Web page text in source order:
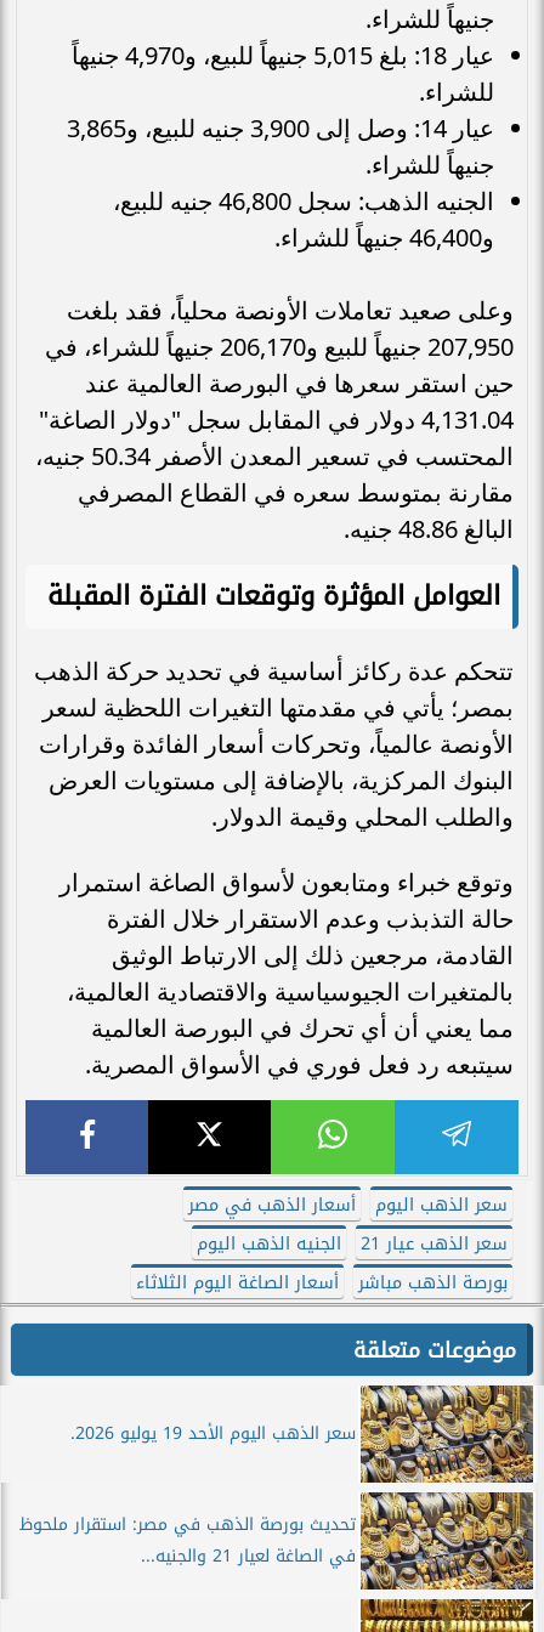
جنيهاً للشراء.
عيار 18: بلغ 5,015 جنيهاً للبيع، و4,970 جنيهاً
للشراء.
عيار 14: وصل إلى 3,900 جنيه للبيع، و3,865
جنيهاً للشراء.
الجنيه الذهب: سجل 46,800 جنيه للبيع،
و46,400 جنيهاً للشراء.
وعلى صعيد تعاملات الأونصة محلياً، فقد بلغت
207,950 جنيهاً للبيع و206,170 جنيهاً للشراء، في
حين استقر سعرها في البورصة العالمية عند
4,131.04 دولار في المقابل سجل "دولار الصاغة"
المحتسب في تسعير المعدن الأصفر 50.34 جنيه،
مقارنة بمتوسط سعره في القطاع المصرفي
البالغ 48.86 جنيه.
العوامل المؤثرة وتوقعات الفترة المقبلة
تتحكم عدة ركائز أساسية في تحديد حركة الذهب
بمصر؛ يأتي في مقدمتها التغيرات اللحظية لسعر
الأونصة عالمياً، وتحركات أسعار الفائدة وقرارات
البنوك المركزية، بالإضافة إلى مستويات العرض
والطلب المحلي وقيمة الدولار.
وتوقع خبراء ومتابعون لأسواق الصاغة استمرار
حالة التذبذب وعدم الاستقرار خلال الفترة
القادمة، مرجعين ذلك إلى الارتباط الوثيق
بالمتغيرات الجيوسياسية والاقتصادية العالمية،
مما يعني أن أي تحرك في البورصة العالمية
سيتبعه رد فعل فوري في الأسواق المصرية.
سعر الذهب اليوم
أسعار الذهب في مصر
سعر الذهب عيار 21
الجنيه الذهب اليوم
بورصة الذهب مباشر
أسعار الصاغة اليوم الثلاثاء
موضوعات متعلقة
سعر الذهب اليوم الأحد 19 يوليو 2026.
تحديث بورصة الذهب في مصر: استقرار ملحوظ
في الصاغة لعيار 21 والجنيه...